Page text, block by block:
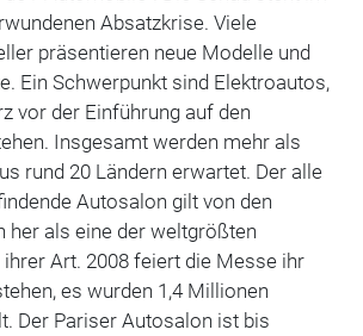
Absatzkrise. Viele
präsentieren neue Modelle und
Ein Schwerpunkt sind Elektroautos,
vor der Einführung auf den
Insgesamt werden mehr als
rund 20 Ländern erwartet. Der alle
Autosalon gilt von den
her als eine der weltgrößten
Art. 2008 feiert die Messe ihr
es wurden 1,4 Millionen
Der Pariser Autosalon ist bis